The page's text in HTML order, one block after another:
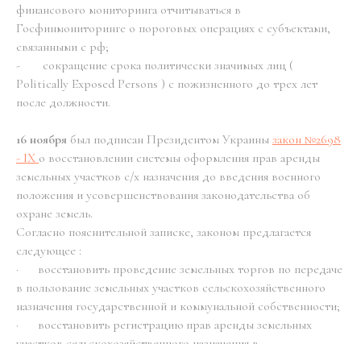
финансового мониторинга отчитываться в
Госфинмониторинге о пороговых операциях с субъектами,
связанными с рф;
- сокращение срока политически значимых лиц (
Politically Exposed Persons ) с пожизненного до трех лет
после должности.
16 ноября был подписан Президентом Украины закон №2698
- IX о восстановлении системы оформления прав аренды
земельных участков с/х назначения до введения военного
положения и усовершенствования законодательства об
охране земель.
Согласно пояснительной записке, законом предлагается
следующее :
· восстановить проведение земельных торгов по передаче
в пользование земельных участков сельскохозяйственного
назначения государственной и коммунальной собственности;
· восстановить регистрацию прав аренды земельных